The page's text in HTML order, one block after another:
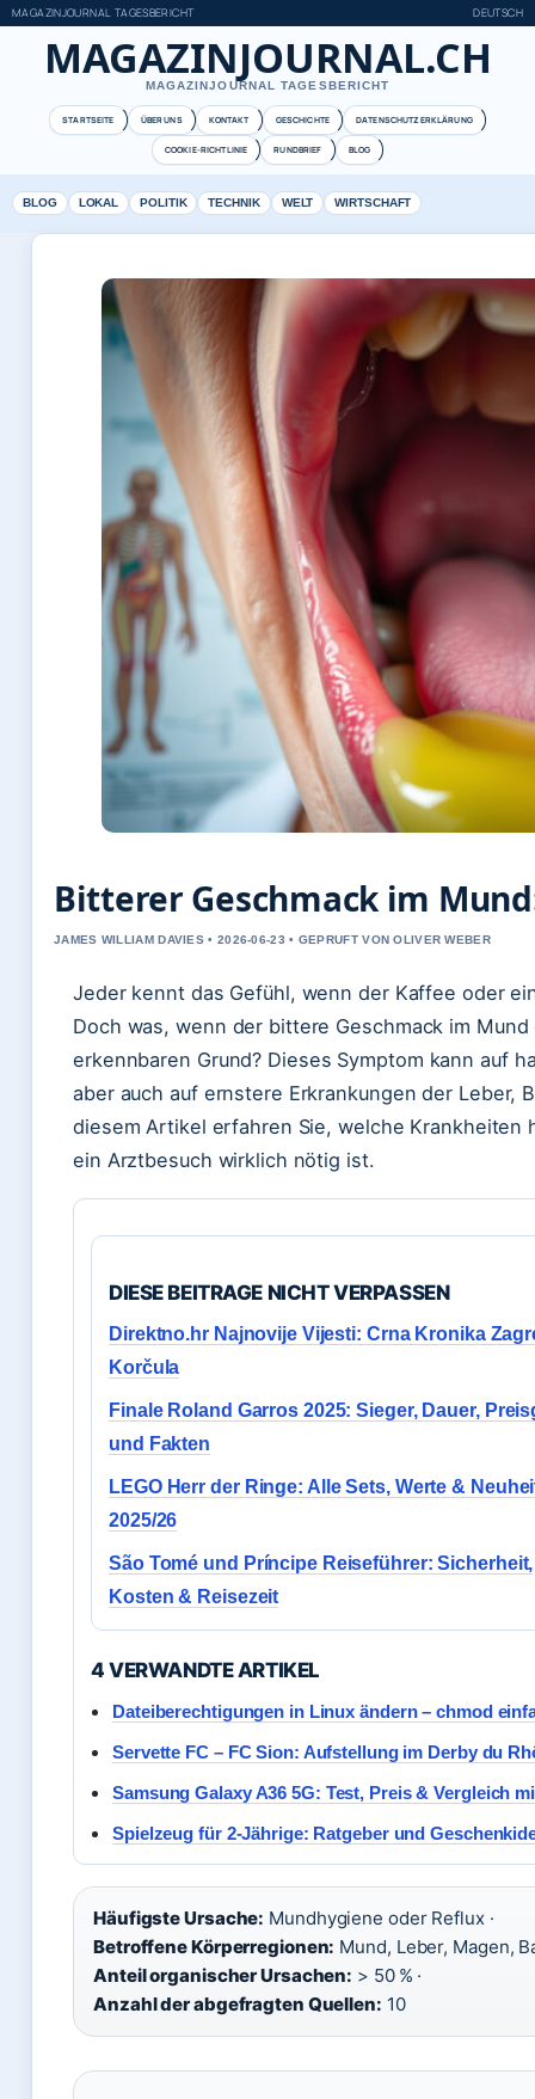
MAGAZINJOURNAL TAGESBERICHT DEUTSCH
MAGAZINJOURNAL.CH
MAGAZINJOURNAL TAGESBERICHT
STARTSEITE ÜBER UNS KONTAKT GESCHICHTE DATENSCHUTZERKLÄRUNG
COOKIE-RICHTLINIE RUNDBRIEF BLOG
BLOG LOKAL POLITIK TECHNIK WELT WIRTSCHAFT
Bitterer Geschmack im
JAMES WILLIAM DAVIES • 2026-06-23 • GEPRUFT VON OLIVER WEBER
Jeder kennt das Gefühl, wenn der Kaffee oder
Doch was, wenn der bittere Geschmack im
erkennbaren Grund? Dieses Symptom kann auf
aber auch auf ernstere Erkrankungen der Leber,
diesem Artikel erfahren Sie, welche
ein Arztbesuch wirklich nötig ist.
DIESE BEITRAGE NICHT VERPASSEN
Direktno.hr Najnovije Vijesti: Crna Kronika
Korčula
Finale Roland Garros 2025: Sieger, Dauer,
und Fakten
LEGO Herr der Ringe: Alle Sets, Werte &
2025/26
São Tomé und Príncipe Reiseführer: Sicherheit,
Kosten & Reisezeit
4 VERWANDTE ARTIKEL
Dateiberechtigungen in Linux ändern – chmod
Servette FC – FC Sion: Aufstellung im Derby du
Samsung Galaxy A36 5G: Test, Preis & Vergleich
Spielzeug für 2-Jährige: Ratgeber und
Häufigste Ursache: Mundhygiene oder Reflux ·
Betroffene Körperregionen: Mund, Leber, Magen,
Anteil organischer Ursachen: > 50 % ·
Anzahl der abgefragten Quellen: 10